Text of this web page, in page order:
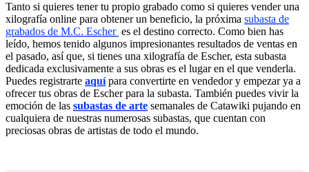
Tanto si quieres tener tu propio grabado como si quieres vender una
xilografía online para obtener un beneficio, la próxima subasta de
grabados de M.C. Escher es el destino correcto. Como bien has
leído, hemos tenido algunos impresionantes resultados de ventas en
el pasado, así que, si tienes una xilografía de Escher, esta subasta
dedicada exclusivamente a sus obras es el lugar en el que venderla.
Puedes registrarte aquípara convertirte en vendedor y empezar ya a
ofrecer tus obras de Escher para la subasta. También puedes vivir la
emoción de las subastas de arte semanales de Catawiki pujando en
cualquiera de nuestras numerosas subastas, que cuentan con
preciosas obras de artistas de todo el mundo.